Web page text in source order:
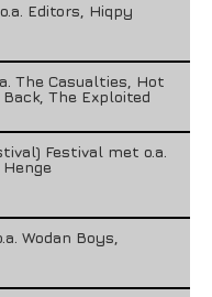
Editors, Hiqpy
The Casualties, Hot
The Exploited
Festival met o.a.
Wodan Boys,